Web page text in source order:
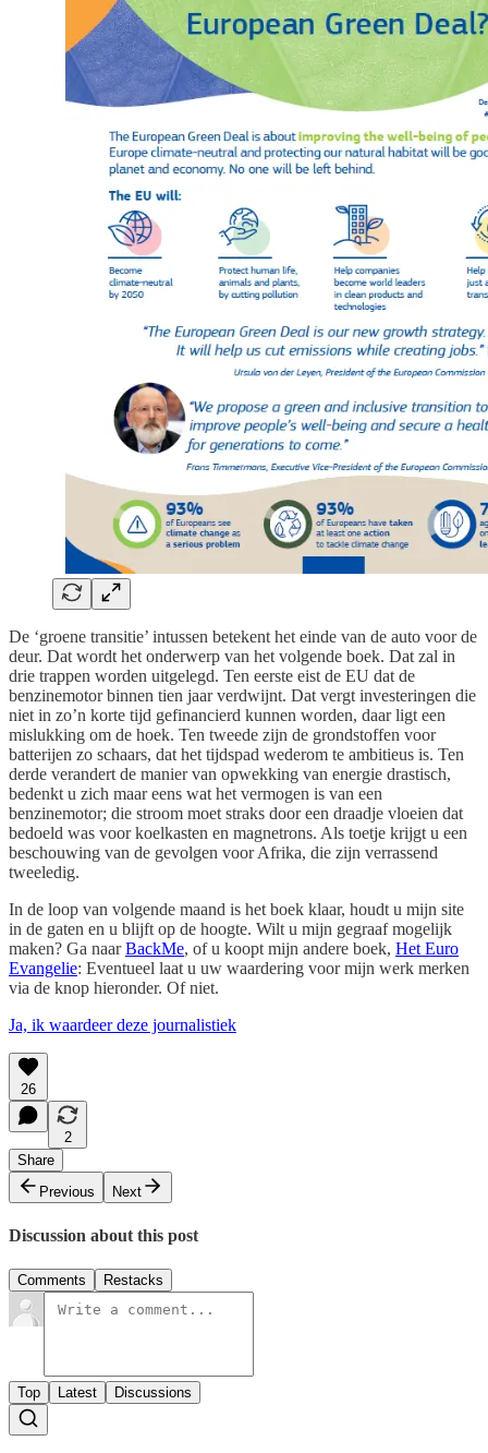
De ‘groene transitie’ intussen betekent het einde van de auto voor de
deur. Dat wordt het onderwerp van het volgende boek. Dat zal in
drie trappen worden uitgelegd. Ten eerste eist de EU dat de
benzinemotor binnen tien jaar verdwijnt. Dat vergt investeringen die
niet in zo’n korte tijd gefinancierd kunnen worden, daar ligt een
mislukking om de hoek. Ten tweede zijn de grondstoffen voor
batterijen zo schaars, dat het tijdspad wederom te ambitieus is. Ten
derde verandert de manier van opwekking van energie drastisch,
bedenkt u zich maar eens wat het vermogen is van een
benzinemotor; die stroom moet straks door een draadje vloeien dat
bedoeld was voor koelkasten en magnetrons. Als toetje krijgt u een
beschouwing van de gevolgen voor Afrika, die zijn verrassend
tweeledig.
In de loop van volgende maand is het boek klaar, houdt u mijn site
in de gaten en u blijft op de hoogte. Wilt u mijn gegraaf mogelijk
maken? Ga naarBackMe, of u koopt mijn andere boek, Het Euro
Evangelie: Eventueel laat u uw waardering voor mijn werk merken
via de knop hieronder. Of niet.
Ja, ik waardeer deze journalistiek
26
2
Share
Previous
Next
Discussion about this post
Comments Restacks
Top Latest Discussions